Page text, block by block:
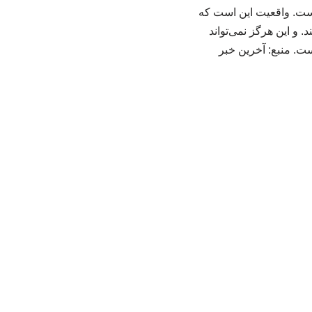
واقعیت این است که
و این هرگز نمی‌تواند
منبع: آخرین خبر